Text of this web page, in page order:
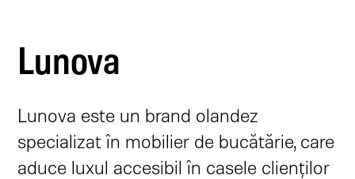
Lunova
Lunova este un brand olandez
specializat în mobilier de bucătărie, care
aduce luxul accesibil în casele clienților